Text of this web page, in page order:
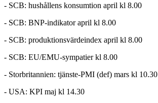
- SCB: hushållens konsumtion april kl 8.00
- SCB: BNP-indikator april kl 8.00
- SCB: produktionsvärdeindex april kl 8.00
- SCB: EU/EMU-sympatier kl 8.00
- Storbritannien: tjänste-PMI (def) mars kl 10.30
- USA: KPI maj kl 14.30